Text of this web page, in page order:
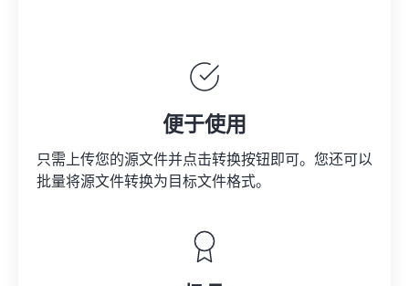
便于使用
只需上传您的源文件并点击转换按钮即可。您还可以
批量将源文件转换为目标文件格式。